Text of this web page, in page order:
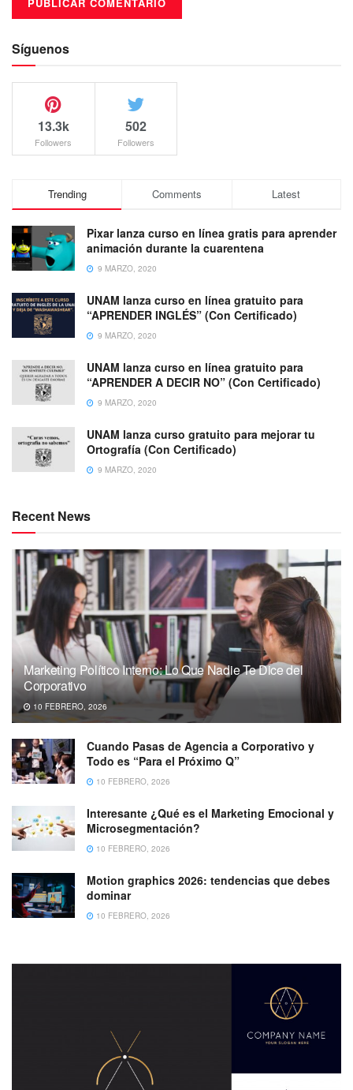
Síguenos
13.3k
Followers
502
Followers
Trending Comments Latest
Pixar lanza curso en línea gratis para aprender
animación durante la cuarentena
9 MARZO, 2020
UNAM lanza curso en línea gratuito para
“APRENDER INGLÉS” (Con Certificado)
9 MARZO, 2020
UNAM lanza curso en línea gratuito para
“APRENDER A DECIR NO” (Con Certificado)
9 MARZO, 2020
UNAM lanza curso gratuito para mejorar tu
Ortografía (Con Certificado)
9 MARZO, 2020
Recent News
Marketing Político Interno: Lo Que Nadie Te Dice del
Corporativo
10 FEBRERO, 2026
Cuando Pasas de Agencia a Corporativo y
Todo es “Para el Próximo Q”
10 FEBRERO, 2026
Interesante ¿Qué es el Marketing Emocional y
Microsegmentación?
10 FEBRERO, 2026
Motion graphics 2026: tendencias que debes
dominar
10 FEBRERO, 2026